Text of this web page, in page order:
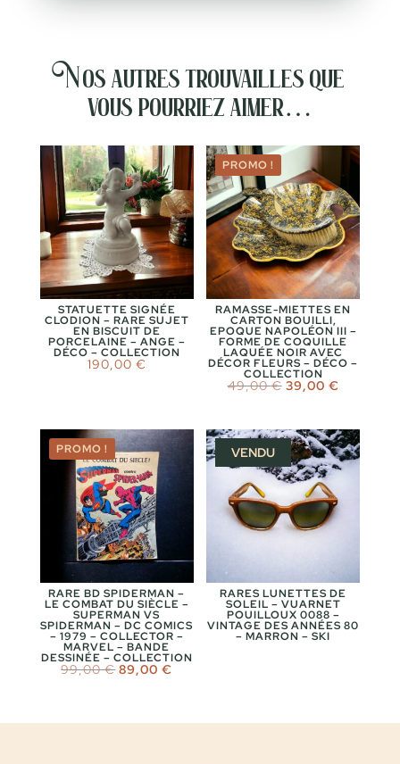
Nos autres trouvailles que
vous pourriez aimer…
STATUETTE SIGNÉE
CLODION – RARE SUJET
EN BISCUIT DE
PORCELAINE – ANGE –
DÉCO – COLLECTION
190,00 €
PROMO !
RAMASSE-MIETTES EN
CARTON BOUILLI,
EPOQUE NAPOLÉON III –
FORME DE COQUILLE
LAQUÉE NOIR AVEC
DÉCOR FLEURS – DÉCO –
COLLECTION
49,00€ Le
49,00 €.
39,00 €Le
39,00 €.
PROMO !
RARE BD SPIDERMAN –
LE COMBAT DU SIÈCLE –
SUPERMAN VS
SPIDERMAN – DC COMICS
– 1979 – COLLECTOR –
MARVEL – BANDE
DESSINÉE – COLLECTION
99,00€ Le
prix
89,00€
VENDU
RARES LUNETTES DE
SOLEIL – VUARNET
POUILLOUX 0088 –
VINTAGE DES ANNÉES 80
– MARRON – SKI